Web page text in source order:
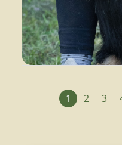
1 2 3